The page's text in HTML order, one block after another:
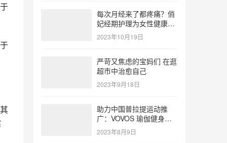
每次月经来了都疼痛？俏
妃经期护理为女性健康护
航
2023年10月19日
严苛又焦虑的宝妈们 在逛
超市中治愈自己
2023年9月18日
助力中国普拉提运动推
广：VOVOS 瑜伽健身服
参与北体大专业普拉提教
练培训
2023年8月9日